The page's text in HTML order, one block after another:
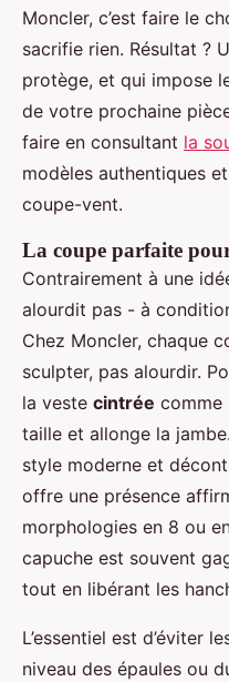
Moncler, c’est faire le
sacrifie rien. Résultat ?
protège, et qui impose
de votre prochaine
faire en consultant la
modèles authentiques
coupe-vent.
La coupe parfaite
Contrairement à une
alourdit pas - à
Chez Moncler, chaque
sculpter, pas alourdir.
la veste cintrée comme
taille et allonge la
style moderne et
offre une présence
morphologies en 8 ou
capuche est souvent
tout en libérant les
L’essentiel est d’éviter
niveau des épaules ou